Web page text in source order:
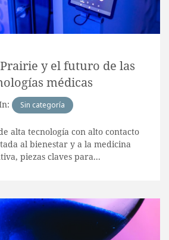
y el futuro de las
médicas
Sin categoría
alta tecnología con alto contacto
al bienestar y a la medicina
piezas claves para...